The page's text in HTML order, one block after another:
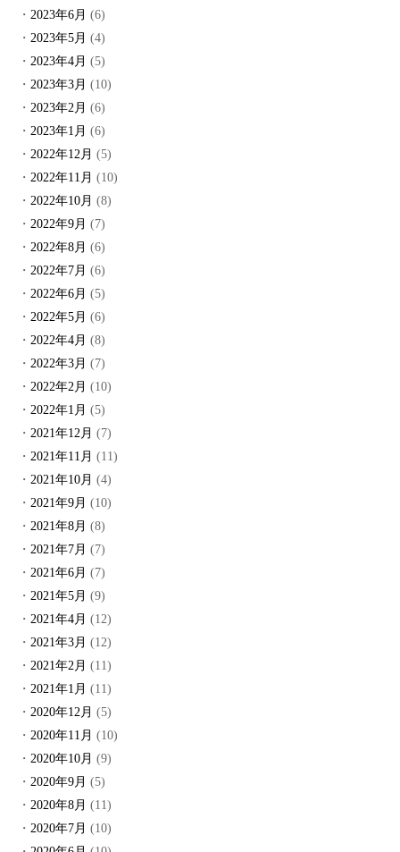
2023年6月 (6)
2023年5月 (4)
2023年4月 (5)
2023年3月 (10)
2023年2月 (6)
2023年1月 (6)
2022年12月 (5)
2022年11月 (10)
2022年10月 (8)
2022年9月 (7)
2022年8月 (6)
2022年7月 (6)
2022年6月 (5)
2022年5月 (6)
2022年4月 (8)
2022年3月 (7)
2022年2月 (10)
2022年1月 (5)
2021年12月 (7)
2021年11月 (11)
2021年10月 (4)
2021年9月 (10)
2021年8月 (8)
2021年7月 (7)
2021年6月 (7)
2021年5月 (9)
2021年4月 (12)
2021年3月 (12)
2021年2月 (11)
2021年1月 (11)
2020年12月 (5)
2020年11月 (10)
2020年10月 (9)
2020年9月 (5)
2020年8月 (11)
2020年7月 (10)